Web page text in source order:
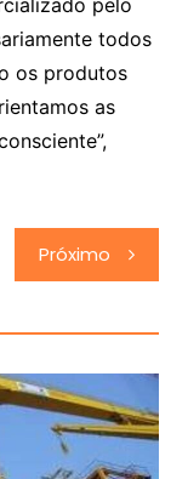
todos
os produtos
as
Próximo